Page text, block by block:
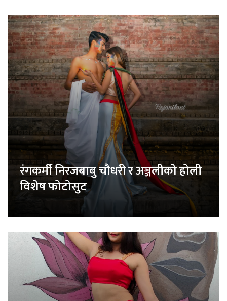
रंगकर्मी निरजबाबु चौधरी र अञ्जलीको होली
विशेष फोटोसुट